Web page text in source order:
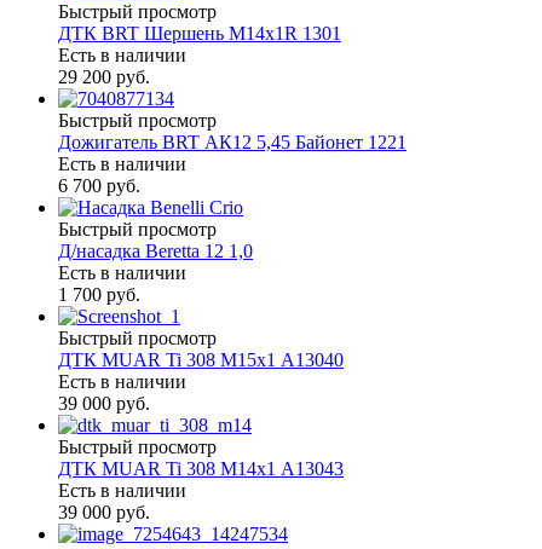
Быстрый просмотр
ДТК BRT Шершень М14х1R 1301
Есть в наличии
29 200 руб.
Быстрый просмотр
Дожигатель BRT АК12 5,45 Байонет 1221
Есть в наличии
6 700 руб.
Быстрый просмотр
Д/насадка Beretta 12 1,0
Есть в наличии
1 700 руб.
Быстрый просмотр
ДТК MUAR Ti 308 М15х1 А13040
Есть в наличии
39 000 руб.
Быстрый просмотр
ДТК MUAR Ti 308 М14х1 А13043
Есть в наличии
39 000 руб.